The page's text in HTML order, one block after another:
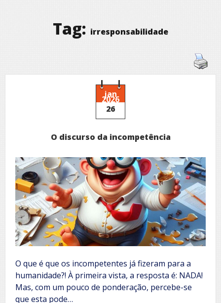
Tag: irresponsabilidade
jan
2026
26
O discurso da incompetência
O que é que os incompetentes já fizeram para a
humanidade?! À primeira vista, a resposta é: NADA!
Mas, com um pouco de ponderação, percebe-se
que esta pode…